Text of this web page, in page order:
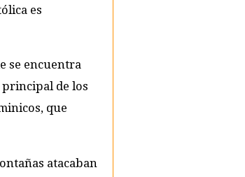
es
se encuentra
principal de los
que
atacaban